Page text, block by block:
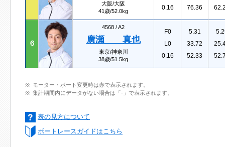
大阪/大阪
41歳/52.0kg
0.16
76.36
６
4568 /A2
廣瀬 真也
東京/神奈川
38歳/51.5kg
F0
L0
0.16
5.31
33.72
52.33
モーター・ボート変更時は赤で表示されます。
集計期間内にデータがない場合は「-」で表示されます。
表の見方について
ボートレースガイドはこちら